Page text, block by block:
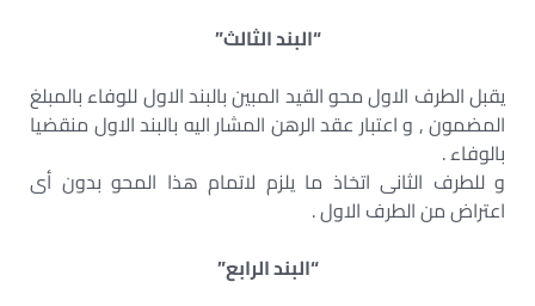
“البند الثالث”
يقبل الطرف الاول محو القيد المبين بالبند الاول للوفاء بالمبلغ
المضمون , و اعتبار عقد الرهن المشار اليه بالبند الاول منقضيا
بالوفاء .
و للطرف الثانى اتخاذ ما يلزم لاتمام هذا المحو بدون أى
اعتراض من الطرف الاول .
“البند الرابع”